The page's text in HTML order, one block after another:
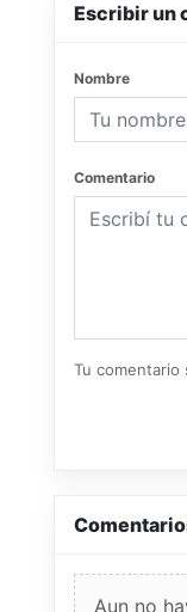
Escribir un
Nombre
Comentario
Tu comentario
Aun no